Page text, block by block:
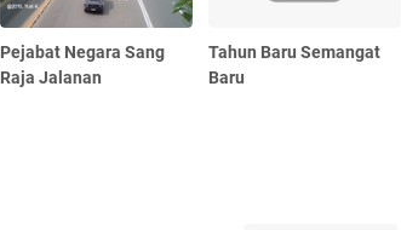
Pejabat Negara Sang
Raja Jalanan
Tahun Baru Semangat
Baru